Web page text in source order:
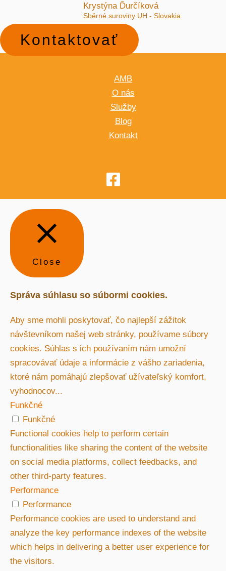
Krystýna Ďurčíková
Sběrné suroviny UH - Slovakia
Kontaktovať
AMB
O nás
Služby
Blog
Kontakt
Close
Správa súhlasu so súbormi cookies.
Aby sme mohli poskytovať, čo najlepší zážitok
návštevníkom našej web stránky, používame súbory
cookies. Súhlas s ich používaním nám umožní
spracovávať údaje a informácie z vášho zariadenia,
ktoré nám pomáhajú zlepšovať užívateľský komfort,
vyhodnocov...
Funkčné
Funkčné
Functional cookies help to perform certain
functionalities like sharing the content of the website
on social media platforms, collect feedbacks, and
other third-party features.
Performance
Performance
Performance cookies are used to understand and
analyze the key performance indexes of the website
which helps in delivering a better user experience for
the visitors.